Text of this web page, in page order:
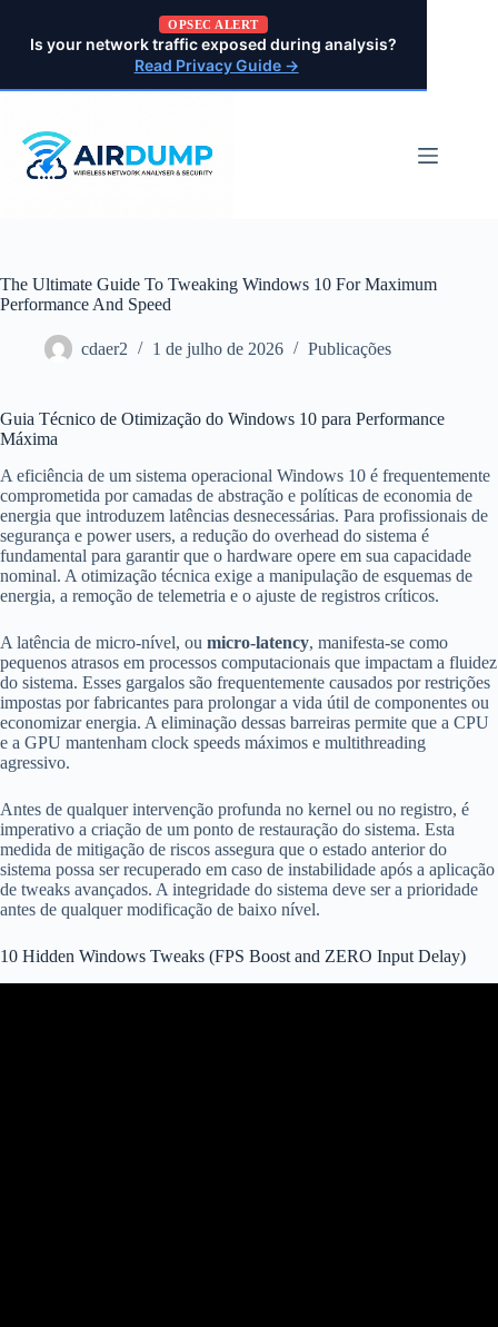
OPSEC ALERT
Is your network traffic exposed during analysis?
Read Privacy Guide →
The Ultimate Guide To Tweaking Windows 10 For Maximum
Performance And Speed
cdaer2 1 de julho de 2026 Publicações
Guia Técnico de Otimização do Windows 10 para Performance
Máxima
A eficiência de um sistema operacional Windows 10 é frequentemente
comprometida por camadas de abstração e políticas de economia de
energia que introduzem latências desnecessárias. Para profissionais de
segurança e power users, a redução do overhead do sistema é
fundamental para garantir que o hardware opere em sua capacidade
nominal. A otimização técnica exige a manipulação de esquemas de
energia, a remoção de telemetria e o ajuste de registros críticos.
A latência de micro-nível, ou micro-latency, manifesta-se como
pequenos atrasos em processos computacionais que impactam a fluidez
do sistema. Esses gargalos são frequentemente causados por restrições
impostas por fabricantes para prolongar a vida útil de componentes ou
economizar energia. A eliminação dessas barreiras permite que a CPU
e a GPU mantenham clock speeds máximos e multithreading
agressivo.
Antes de qualquer intervenção profunda no kernel ou no registro, é
imperativo a criação de um ponto de restauração do sistema. Esta
medida de mitigação de riscos assegura que o estado anterior do
sistema possa ser recuperado em caso de instabilidade após a aplicação
de tweaks avançados. A integridade do sistema deve ser a prioridade
antes de qualquer modificação de baixo nível.
10 Hidden Windows Tweaks (FPS Boost and ZERO Input Delay)